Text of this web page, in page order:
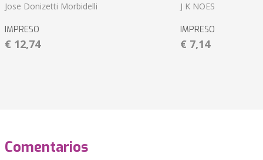
Jose Donizetti Morbidelli
IMPRESO
€ 12,74
J K NOES
IMPRESO
€ 7,14
Comentarios